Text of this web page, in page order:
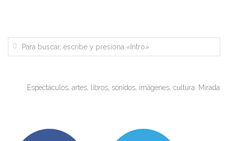
Espectáculos, artes, libros, sonidos, imágenes, cultura. Miradas